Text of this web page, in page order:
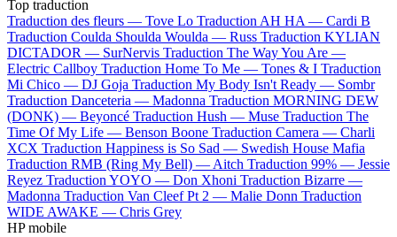
Top traduction
Traduction des fleurs — Tove Lo Traduction AH HA — Cardi B
Traduction Coulda Shoulda Woulda — Russ Traduction KYLIAN
DICTADOR — SurNervis Traduction The Way You Are —
Electric Callboy Traduction Home To Me — Tones & I Traduction
Mi Chico — DJ Goja Traduction My Body Isn't Ready — Sombr
Traduction Danceteria — Madonna Traduction MORNING DEW
(DONK) — Beyoncé Traduction Hush — Muse Traduction The
Time Of My Life — Benson Boone Traduction Camera — Charli
XCX Traduction Happiness is So Sad — Swedish House Mafia
Traduction RMB (Ring My Bell) —Aitch Traduction 99% — Jessie
Reyez Traduction YOYO — Don Xhoni Traduction Bizarre —
Madonna Traduction Van Cleef Pt 2 — Malie Donn Traduction
WIDE AWAKE — Chris Grey
HP mobile